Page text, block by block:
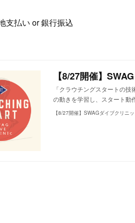
支払い or 銀行振込
【8/27開催】
「クラウチングスタートの
の動きを学習し、スタート
【8/27開催】SWAGダイブクリニ